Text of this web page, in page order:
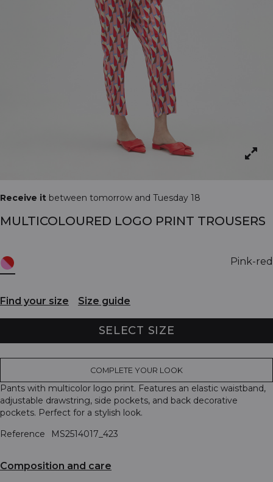
Receive it between tomorrow and Tuesday 18
MULTICOLOURED LOGO PRINT TROUSERS
Pink-red
Find your size Size guide
SELECT SIZE
COMPLETE YOUR LOOK
Pants with multicolor logo print. Features an elastic waistband,
adjustable drawstring, side pockets, and back decorative
pockets. Perfect for a stylish look.
Reference
MS2514017_423
Composition and care